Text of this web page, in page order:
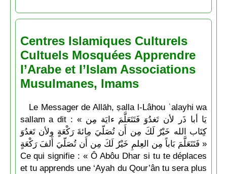
Centres Islamiques Culturels
Cultuels Mosquées Apprendre
l’Arabe et l’Islam Associations
Musulmanes, Imams
Le Messager de Allāh, ṣalla l-Lâhou ʿalayhi wa
sallam a dit : « يَا أبا ذَر لأن تَغدُوَ فَتَتَعَلَّمَ ءايَة مِن
كِتَاب الله خَيْرٌ لَكَ مِن أَن تُصَلّيَ مِائةَ رَكْعَةٍ ولأن تَغدُوَ
فَتَتَعَلَّمَ بَاباً مِن العِلمِ خَيْرٌ لَكَ مِن أَن تُصَلّيَ أَلفَ رَكْعَةٍ »
Ce qui signifie : « Ô Abôu Dhar si tu te déplaces
et tu apprends une ‘Ayah du Qour’ân tu sera plus